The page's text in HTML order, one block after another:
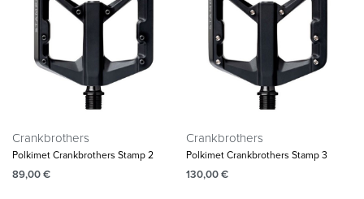
Crankbrothers
Polkimet Crankbrothers Stamp 2
89,00€
Crankbrothers
Polkimet Crankbrothers Stamp 3
130,00€